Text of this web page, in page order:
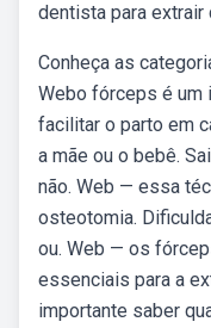
dentista para
Conheça as
Webo fórceps é um
facilitar o parto em
a mãe ou o bebê.
não. Web — essa
osteotomia.
ou. Web — os
essenciais para a
importante saber